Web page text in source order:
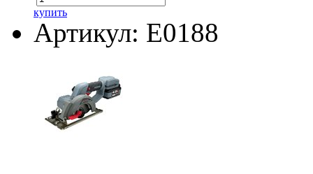
купить
Артикул: E0188